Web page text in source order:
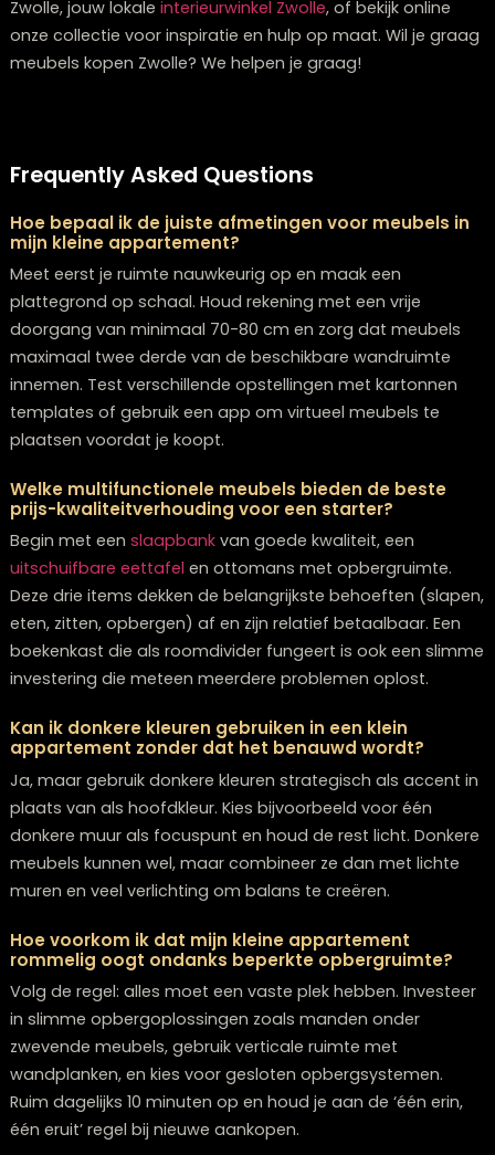
Denk in functionele zones, zelfs in een kleine ruimte.
compact appartement kan nog steeds een aparte
scheiden zonder muren te plaatsen.
Meet je ruimte zorgvuldig op voordat je meubels
Maak een plattegrond op schaal en experimenteer
verschillende opstellingen. Er zijn zelfs apps waarmee
virtueel meubels kunt plaatsen in je ruimte om te zien
ze passen.
Meubels die ruimtelijk werken in een klein
Door bewuste keuzes te maken in het type, formaat,
ruimte transformeren in een comfortabel en ruimtelijk
appartement. Als dé
woonwinkel Zwolle en
Zwolle , biedt Lounge Zwolle prachtige meubels die
passen in jouw compacte woning, zonder dat je
leveren op stijl of comfort. Kom langs in onze
Zwolle, jouw lokaleinterieurwinkel Zwolle, of bekijk
onze collectie voor inspiratie en hulp op maat. Wil je
Frequently Asked Questions
Hoe bepaal ik de juiste afmetingen voor
Meet eerst je ruimte nauwkeurig op en maak een
plattegrond op schaal. Houd rekening met een vrije
doorgang van minimaal 70-80 cm en zorg dat
maximaal twee derde van de beschikbare
innemen. Test verschillende opstellingen met
templates of gebruik een app om virtueel meubels te
plaatsen voordat je koopt.